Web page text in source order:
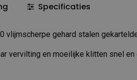
Specificaties
vlijmscherpe gehard stalen
vervilting en moeilijke klitten snel